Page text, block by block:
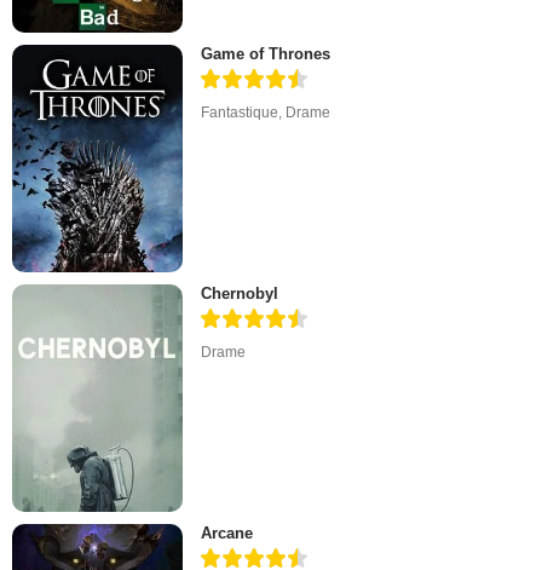
Game of Thrones
Fantastique Drame
Chernobyl
Drame
Arcane